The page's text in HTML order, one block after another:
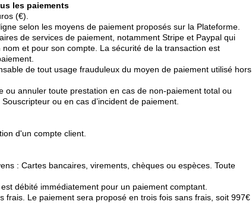
les paiements
(€).
selon les moyens de paiement proposés sur la Plateforme.
de services de paiement, notamment Stripe et Paypal qui
et pour son compte. La sécurité de la transaction est
de tout usage frauduleux du moyen de paiement utilisé hors
ou annuler toute prestation en cas de non-paiement total ou
ou en cas d’incident de paiement.
d'un compte client.
: Cartes bancaires, virements, chèques ou espèces. Toute
débité immédiatement pour un paiement comptant.
frais. Le paiement sera proposé en trois fois sans frais, soit 997€